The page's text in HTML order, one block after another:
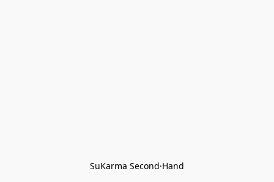
SuKarma Second·Hand